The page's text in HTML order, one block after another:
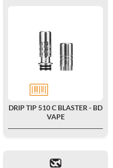
DRIP TIP 510 C BLASTER - BD
VAPE